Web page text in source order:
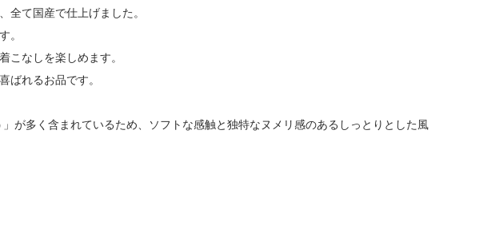
全て国産で仕上げました。
。
こなしを楽しめます。
ばれるお品です。
が多く含まれているため、ソフトな感触と独特なヌメリ感のあるしっとりとした風